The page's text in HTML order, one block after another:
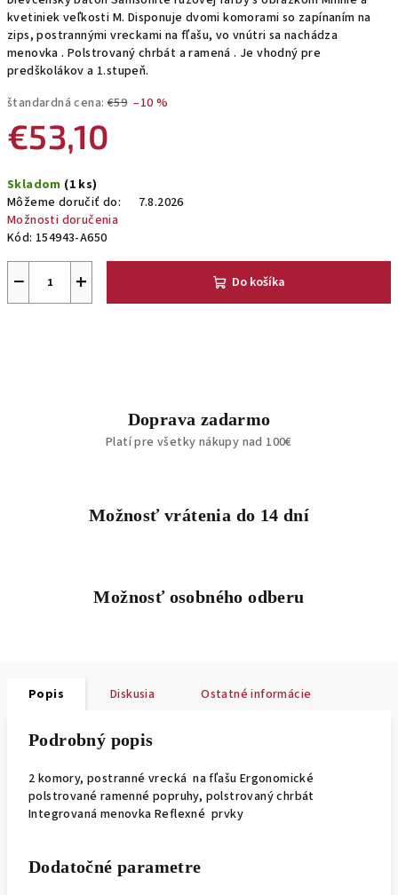
kvetiniek veľkosti M. Disponuje dvomi komorami so zapínaním na
zips, postrannými vreckami na fľašu, vo vnútri sa nachádza
menovka . Polstrovaný chrbát a ramená . Je vhodný pre
predškolákov a 1.stupeň.
štandardná cena: €59 –10 %
€53,10
cena:
Skladom (1 ks)
Môžeme doručiť do:
7.8.2026
Možnosti doručenia
Kód: 154943-A650
+
− Do košíka
Doprava zadarmo
Platí pre všetky nákupy nad 100€
Možnosť vrátenia do 14 dní
Možnosť osobného odberu
Popis Diskusia Ostatné informácie
Podrobný popis
2 komory, postranné vrecká na fľašu Ergonomické
polstrované ramenné popruhy, polstrovaný chrbát
Integrovaná menovka Reflexné prvky
Dodatočné parametre